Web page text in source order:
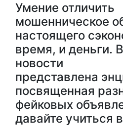
Умение отличить
мошенническое
настоящего
время, и деньги.
новости
представлена
посвященная
фейковых
давайте учиться